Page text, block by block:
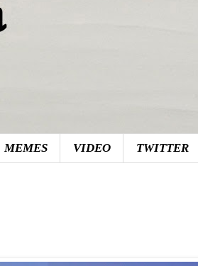
MEMES VIDEO TWITTER